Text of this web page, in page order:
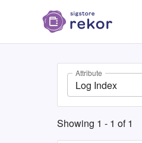
Attribute
Log Index
Showing 1 - 1 of1